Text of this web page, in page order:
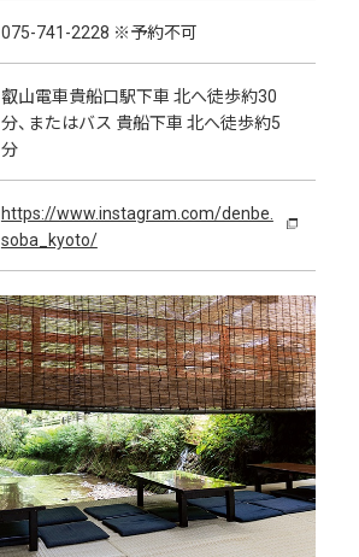
075-741-2228 ※予約不可
叡山電車貴船口駅下車 北へ徒歩約30
分、またはバス 貴船下車 北へ徒歩約5
分
https://www.instagram.com/denbe.
soba_kyoto/